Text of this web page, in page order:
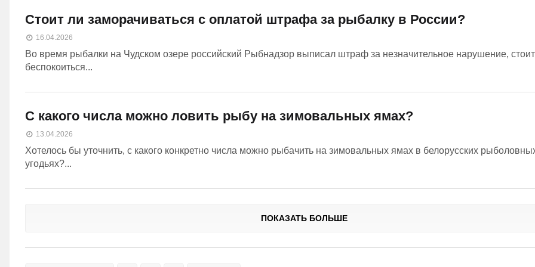
Стоит ли заморачиваться с оплатой штрафа за рыбалку в России?
16.04.2026
Во время рыбалки на Чудском озере российский Рыбнадзор выписал штраф за незначительное нарушение,
беспокоиться...
С какого числа можно ловить рыбу на зимовальных ямах?
13.04.2026
Хотелось бы уточнить, с какого конкретно числа можно рыбачить на зимовальных ямах в белорусских
угодьях?...
ПОКАЗАТЬ БОЛЬШЕ